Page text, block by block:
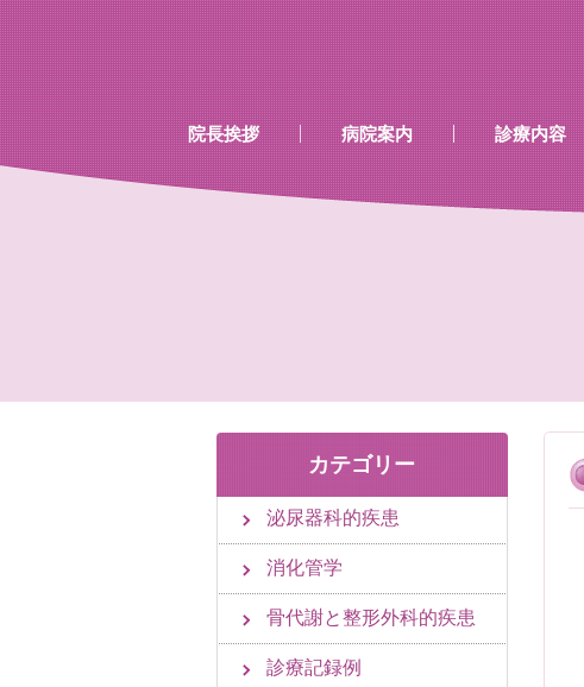
院長挨拶
病院案内
診療時間
当院で行える検診
当院で取り扱いのあるワクチン
診療内容
…既存のコード……既存のコード…
カテゴリー
泌尿器科的疾患
消化管学
骨代謝と整形外科的疾患
診療記録例